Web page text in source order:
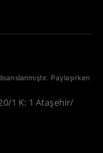
Paylaşırken
1 K: 1 Ataşehir/